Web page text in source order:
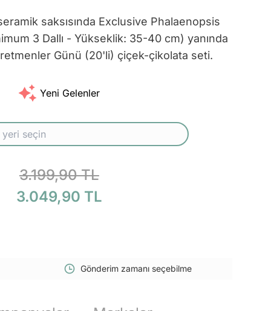
saksısında Exclusive Phalaenopsis
3 Dallı - Yükseklik: 35-40 cm) yanında
Günü (20'li) çiçek-çikolata seti.
Yeni Gelenler
3.199,90 TL
3.049,90 TL
Gönderim zamanı seçebilme